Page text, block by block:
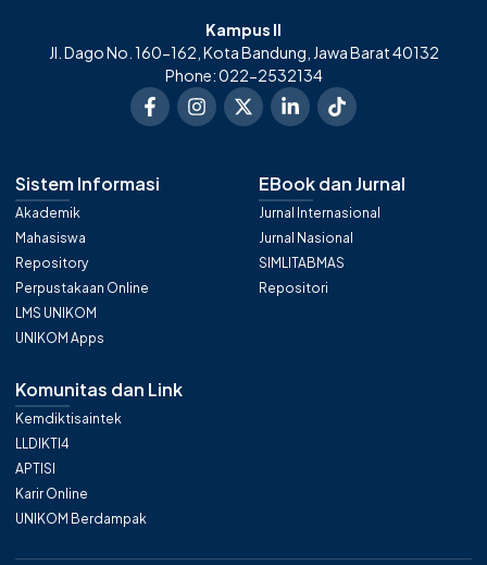
Kampus II
Jl. Dago No. 160-162, Kota Bandung, Jawa Barat 40132
Phone: 022-2532134
Sistem Informasi
Akademik
Mahasiswa
Repository
Perpustakaan Online
LMS UNIKOM
UNIKOM Apps
EBook dan Jurnal
Jurnal Internasional
Jurnal Nasional
SIMLITABMAS
Repositori
Komunitas dan Link
Kemdiktisaintek
LLDIKTI4
APTISI
Karir Online
UNIKOM Berdampak